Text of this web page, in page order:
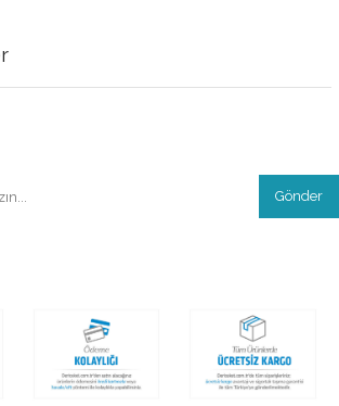
Gönder